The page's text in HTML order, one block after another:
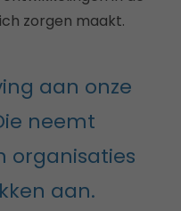
zorgen maakt.
aan onze
neemt
organisaties
aan.